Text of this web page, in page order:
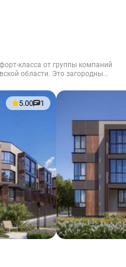
класса от группы компаний
области. Это загородны...
5.00 1